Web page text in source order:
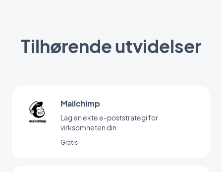
Tilhørende utvidelser
Mailchimp
Lag en ekte e-poststrategi for
virksomheten din
Gratis